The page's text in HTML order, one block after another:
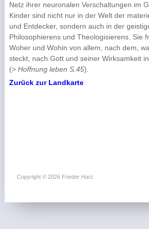
Netz ihrer neuronalen Verschaltungen im
Kinder sind nicht nur in der Welt der
und Entdecker, sondern auch in der
Philosophierens und Theologisierens. Sie
Woher und Wohin von allem, nach dem,
steckt, nach Gott und seiner Wirksamkeit
(> Hoffnung leben S.45).
Zurück zur Landkarte
Copyright © 2026 Frieder Harz